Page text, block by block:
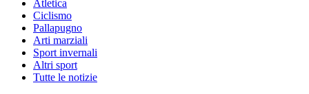
Atletica
Ciclismo
Pallapugno
Arti marziali
Sport invernali
Altri sport
Tutte le notizie